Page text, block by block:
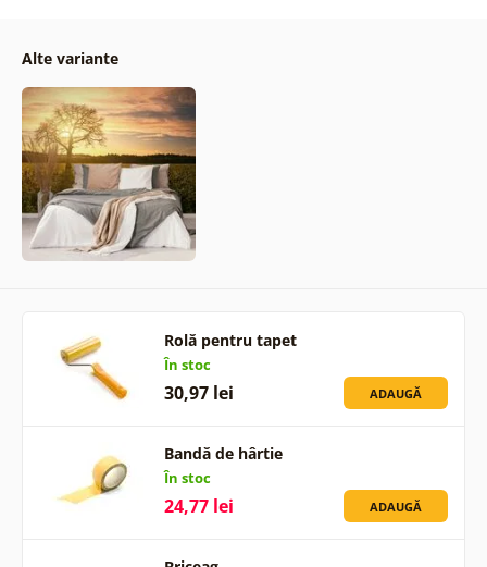
Alte variante
Rolă pentru tapet
În stoc
30,97 lei ADAUGĂ
Bandă de hârtie
În stoc
24,77 lei ADAUGĂ